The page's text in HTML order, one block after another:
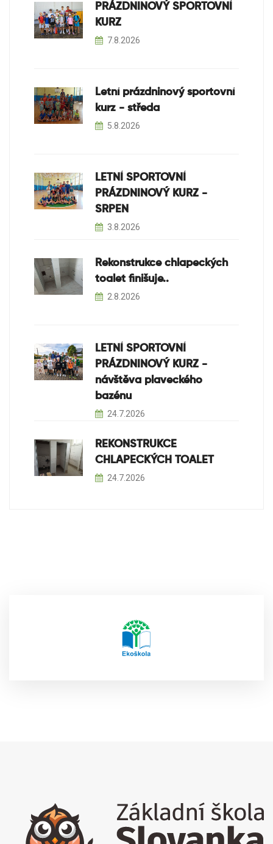
PRÁZDNINOVÝ SPORTOVNÍ
KURZ
7.8.2026
Letní prázdninový sportovní
kurz - středa
5.8.2026
LETNÍ SPORTOVNÍ
PRÁZDNINOVÝ KURZ -
SRPEN
3.8.2026
Rekonstrukce chlapeckých
toalet finišuje..
2.8.2026
LETNÍ SPORTOVNÍ
PRÁZDNINOVÝ KURZ -
návštěva plaveckého
bazénu
24.7.2026
REKONSTRUKCE
CHLAPECKÝCH TOALET
24.7.2026